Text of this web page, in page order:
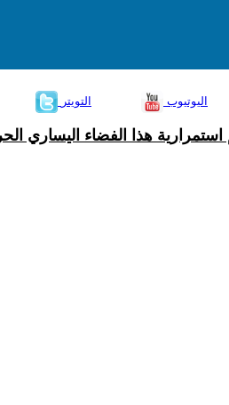
التويتر اليوتيوب
هذا الفضاء اليساري الحر